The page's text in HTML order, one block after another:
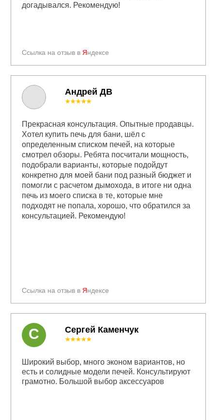
Ссылка на отзыв в Яндексе
догадывался. Рекомендую!
Андрей ДВ
Ссылка на отзыв в Яндексе
★★★★★
Прекрасная консультация. Опытные продавцы.
Хотел купить печь для бани, шёл с
определенным списком печей, на которые
смотрел обзоры. Ребята посчитали мощность,
подобрали варианты, которые подойдут
конкретно для моей бани под разный бюджет и
помогли с расчетом дымохода, в итоге ни одна
печь из моего списка в те, которые мне
подходят не попала, хорошо, что обратился за
консультацией. Рекомендую!
Сергей Каменчук
★★★★★
Широкий выбор, много эконом вариантов, но
есть и солидные модели печей. Консультируют
грамотно. Большой выбор аксессуаров
С